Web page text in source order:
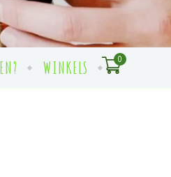
WINKELS 0